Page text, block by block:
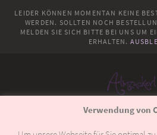
LEIDER KÖNNEN MOMENTAN KEINE
WERDEN. SOLLTEN NOCH
MELDEN SIE SICH BITTE BEI UNS UM
ERHALTEN.
© 2018
Verwendung von